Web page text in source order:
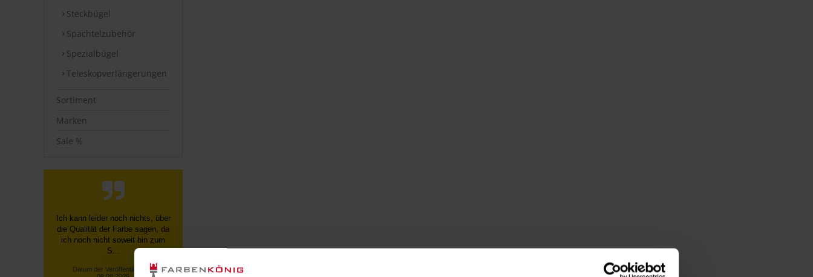
Steckbügel
Spachtelzubehör
Spezialbügel
Teleskopverlängerungen
Sortiment
Marken
Sale %
Alles bestens.
Datum der Veröffentlichung:
08.08.2026
Datum der Kauferfahrung: 30.07.2026